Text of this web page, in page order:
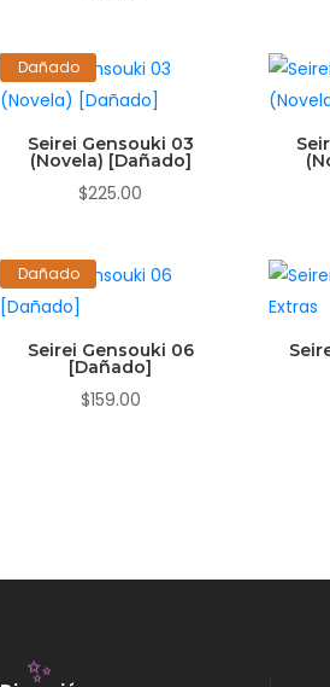
Dañado
Seirei Gensouki 03
(Novela) [Dañado]
$225.00
Dañado
Seirei Gensouki 06
[Dañado]
$159.00